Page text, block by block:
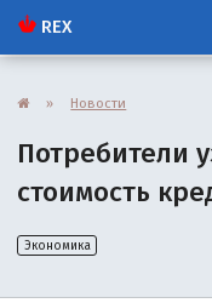
REX
» Новости
Потребители
стоимость
Экономика